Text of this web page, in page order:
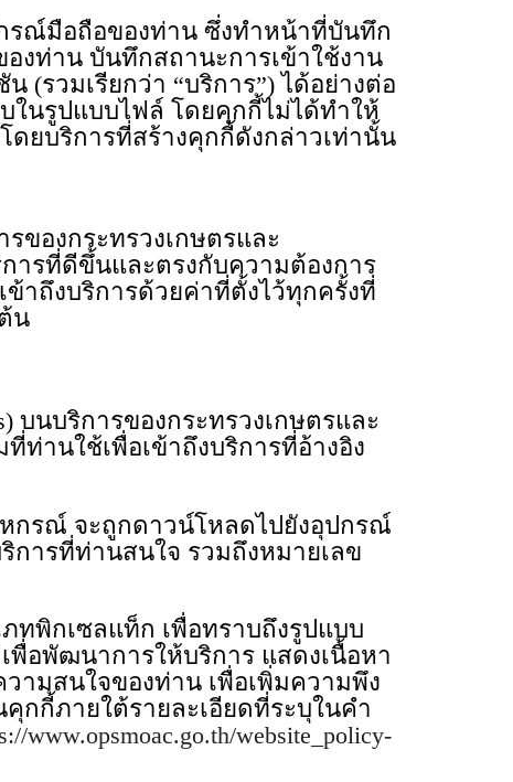
รณ์มือถือของท่าน ซึ่งทำหน้าที่บันทึก
งท่าน บันทึกสถานะการเข้าใช้งาน
(รวมเรียกว่า “บริการ”) ได้อย่างต่อ
ในรูปแบบไฟล์ โดยคุกกี้ไม่ได้ทำให้
ยบริการที่สร้างคุกกี้ดังกล่าวเท่านั้น
ของกระทรวงเกษตรและ
ารที่ดีขึ้นและตรงกับความต้องการ
าถึงบริการด้วยค่าที่ตั้งไว้ทุกครั้งที่
น
บนบริการของกระทรวงเกษตรและ
ท่านใช้เพื่อเข้าถึงบริการที่อ้างอิง
หกรณ์ จะถูกดาวน์โหลดไปยังอุปกรณ์
การที่ท่านสนใจ รวมถึงหมายเลข
ทพิกเซลแท็ก เพื่อทราบถึงรูปแบบ
พื่อพัฒนาการให้บริการ แสดงเนื้อหา
ามสนใจของท่าน เพื่อเพิ่มความพึง
กกี้ภายใต้รายละเอียดที่ระบุในคำ
www.opsmoac.go.th/website_policy-